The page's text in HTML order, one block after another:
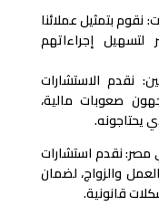
نقوم بتمثيل عملائنا
إجراءاتهم
نقدم الاستشارات
صعوبات مالية،
يحتاجونه.
مصر: نقدم استشارات
والزواج، لضمان
قانونية.